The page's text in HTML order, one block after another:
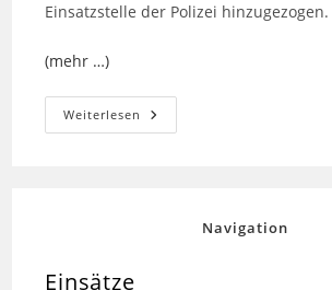
Einsatzstelle der Polizei hinzugezogen.
(mehr …)
Weiterlesen Amtshilfe
Für
Navigation
Einsätze